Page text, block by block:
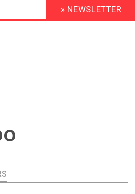
HEADER
MENU
» NEWSLETTER